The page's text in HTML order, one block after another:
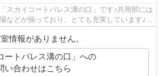
スカイコートパレス溝の口」です♪共用部には
などが揃っており、とても充実しています♪駅
のお買...
情報がありません。
ートパレス溝の口」への
い合わせはこちら